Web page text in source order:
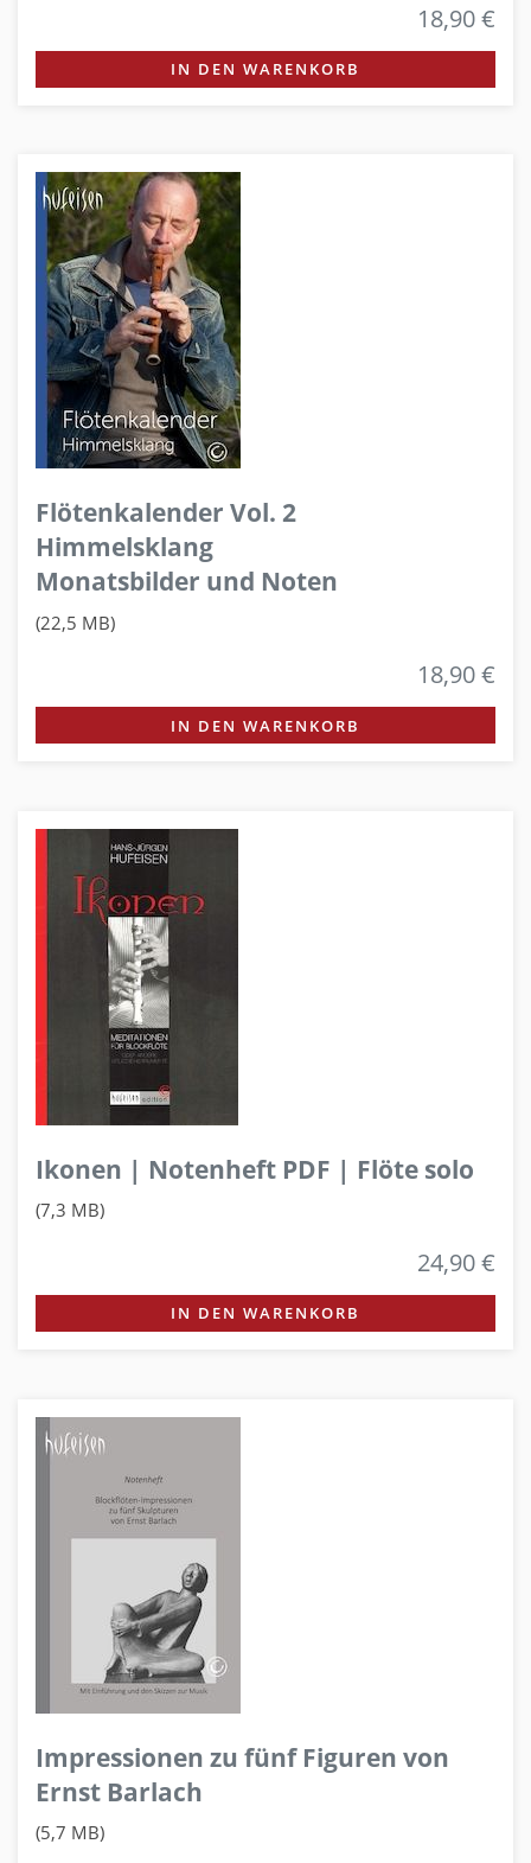
18,90 €
IN DEN WARENKORB
Flötenkalender Vol. 2
Himmelsklang
Monatsbilder und Noten
(22,5 MB)
18,90 €
IN DEN WARENKORB
Ikonen | Notenheft PDF | Flöte solo
(7,3 MB)
24,90 €
IN DEN WARENKORB
Impressionen zu fünf Figuren von
Ernst Barlach
(5,7 MB)